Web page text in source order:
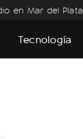
en Mar del Plata
Tecnología